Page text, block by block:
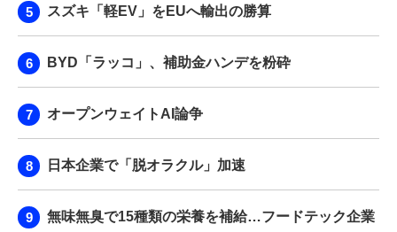
スズキ「軽EV」をEUへ輸出の勝算
BYD「ラッコ」、補助金ハンデを粉砕
オープンウェイトAI論争
日本企業で「脱オラクル」加速
無味無臭で15種類の栄養を補給…フードテック企業